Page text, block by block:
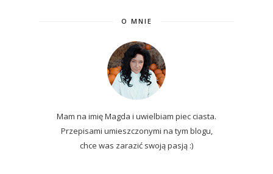
O MNIE
Mam na imię Magda i uwielbiam piec ciasta.
Przepisami umieszczonymi na tym blogu,
chce was zarazić swoją pasją :)